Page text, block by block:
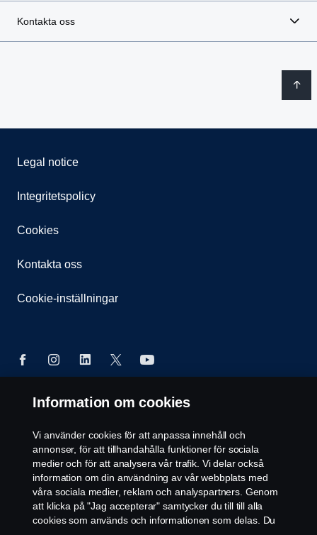
Kontakta oss
Legal notice
Integritetspolicy
Cookies
Kontakta oss
Cookie-inställningar
CV AB (publ), SE-151 87 Södertälje, Sweden, Tel:
+46-8-55 38 10 00
Information om cookies
Vi använder cookies för att anpassa innehåll och
annonser, för att tillhandahålla funktioner för sociala
medier och för att analysera vår trafik. Vi delar också
information om din användning av vår webbplats med
våra sociala medier, reklam och analyspartners. Genom
att klicka på "Jag accepterar" samtycker du till till alla
cookies som används och informationen som delas. Du